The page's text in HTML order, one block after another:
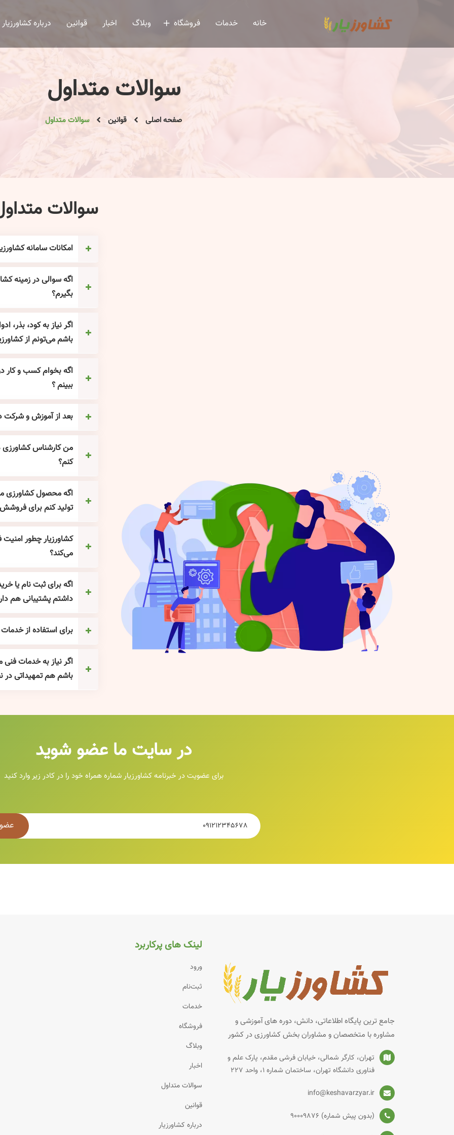
خانه خدمات فروشگاه وبلاگ اخبار قوانین درباره کشاورزیار
سوالات متداول
صفحه اصلی قوانین سوالات متداول
سوالات
امکانات سامانه
اگه سوالی در زمینه
بگیرم؟
اگر نیاز به کود، بذر،
باشم می‌تونم از
اگه بخوام کسب و کار
ببینم ؟
بعد از آموزش و شرکت
من کارشناس کشاورزی
کنم؟
اگه محصول کشاورزی
تولید کنم برای
کشاورزیار چطور
می‌کند؟
اگه برای ثبت نام یا
داشتم پشتیبانی هم
برای استفاده از
اگر نیاز به خدمات
باشم هم تمهیداتی در
در سایت ما عضو شوید
برای عضویت در خبرنامه کشاورزیار شماره همراه خود را در کادر زیر وارد کنید
جامع ترین پایگاه اطلاعاتی، دانش، دوره های آموزشی و
مشاوره با متخصصان و مشاوران بخش کشاورزی در کشور
تهران، کارگر شمالی، خیابان فرشی مقدم، پارک علم و
فناوری دانشگاه تهران، ساختمان شماره‌ 1، واحد 227
info@keshavarzyar.ir
(بدون پیش شماره) 90009876
لینک های پرکاربرد
ورود
ثبت‌نام
خدمات
فروشگاه
وبلاگ
اخبار
سوالات متداول
قوانین
درباره کشاورزیار